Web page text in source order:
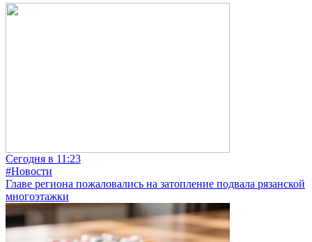
Сегодня в 11:23
#Новости
Главе региона пожаловались на затопление подвала рязанской
многоэтажки